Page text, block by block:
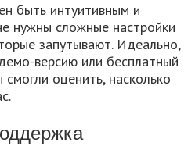
быть интуитивным и
нужны сложные настройки
запутывают. Идеально,
версию или бесплатный
оценить, насколько